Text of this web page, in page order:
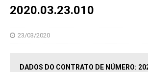
2020.03.23.010
23/03/2020
DADOS DO CONTRATO DE NÚMERO: